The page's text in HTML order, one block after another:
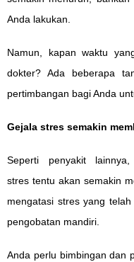
Anda lakukan.
Namun, kapan waktu
dokter? Ada beberapa
pertimbangan bagi Anda
Gejala stres semakin
Seperti penyakit
stres tentu akan semakin
mengatasi stres yang
pengobatan mandiri.
Anda perlu bimbingan dan